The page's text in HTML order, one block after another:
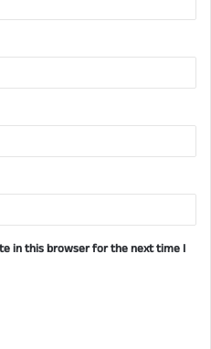
in this browser for the next time I